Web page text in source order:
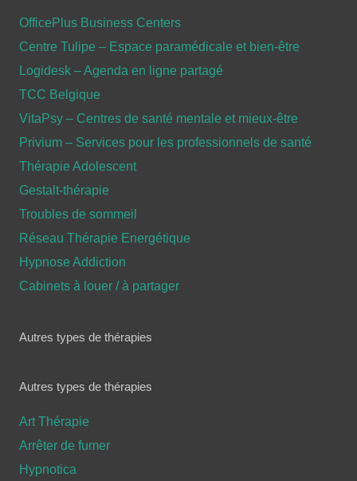
OfficePlus Business Centers
Centre Tulipe – Espace paramédicale et bien-être
Logidesk – Agenda en ligne partagé
TCC Belgique
VitaPsy – Centres de santé mentale et mieux-être
Privium – Services pour les professionnels de santé
Thérapie Adolescent
Gestalt-thérapie
Troubles de sommeil
Réseau Thérapie Energétique
Hypnose Addiction
Cabinets à louer / à partager
Autres types de thérapies
Autres types de thérapies
Art Thérapie
Arrêter de fumer
Hypnotica